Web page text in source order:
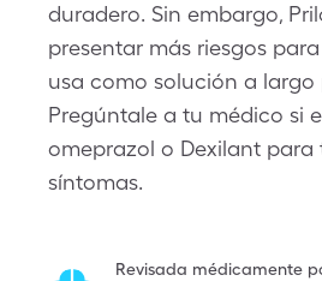
duradero. Sin embargo,
presentar más riesgos
usa como solución a largo
Pregúntale a tu médico si
omeprazol o Dexilant
síntomas.
Revisada médicamente